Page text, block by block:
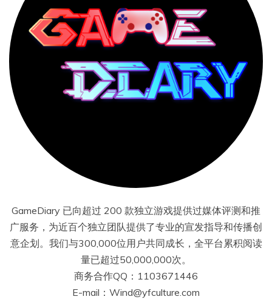
GameDiary 已向超过 200 款独立游戏提供过媒体评测和推
广服务，为近百个独立团队提供了专业的宣发指导和传播创
意企划。我们与300,000位用户共同成长，全平台累积阅读
量已超过50,000,000次。
商务合作QQ：1103671446
E-mail：Wind@yfculture.com